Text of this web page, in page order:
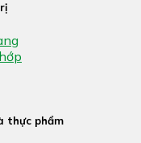
thực phẩm